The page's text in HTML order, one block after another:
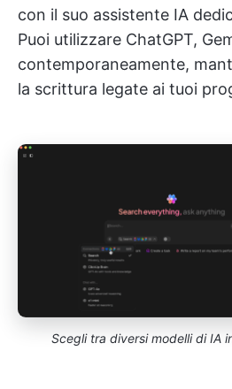
con il suo assistente IA
Puoi utilizzare ChatGPT,
contemporaneamente,
la scrittura legate ai tuoi
Scegli tra diversi modelli di IA